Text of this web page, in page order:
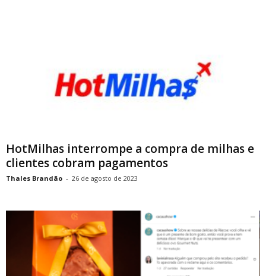
HotMilhas interrompe a compra de milhas e
clientes cobram pagamentos
Thales Brandão - 26 de agosto de 2023